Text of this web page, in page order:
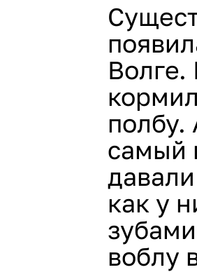
Волге.
полбу.
самый
как у
воблу